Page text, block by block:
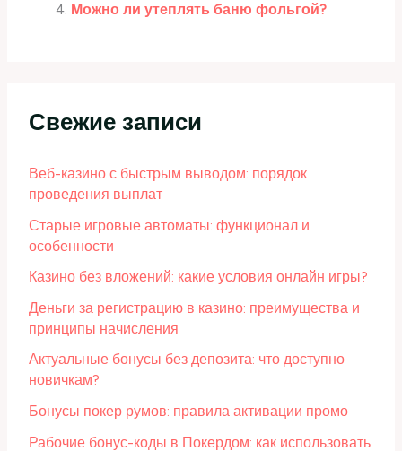
Можно ли утеплять баню фольгой?
Свежие записи
Веб-казино с быстрым выводом: порядок
проведения выплат
Старые игровые автоматы: функционал и
особенности
Казино без вложений: какие условия онлайн игры?
Деньги за регистрацию в казино: преимущества и
принципы начисления
Актуальные бонусы без депозита: что доступно
новичкам?
Бонусы покер румов: правила активации промо
Рабочие бонус-коды в Покердом: как использовать